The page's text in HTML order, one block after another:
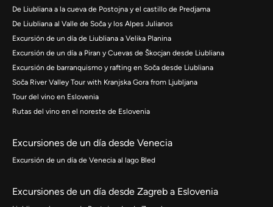
De Liubliana a la cueva de Postojna y el castillo de Predjama
De Liubliana al Valle de Soča y los Alpes Julianos
Excursión de un día de Liubliana a Velika Planina
Excursión de un día a Piran y Cuevas de Škocjan desde Liubliana
Excursión de barranquismo y rafting en Soča desde Liubliana
Soča River Valley Tour with Kranjska Gora from Ljubljana
Tour del vino en Eslovenia
Rutas del vino en el noreste de Eslovenia
Excursiones de un día desde Venecia
Excursión de un día de Venecia al lago Bled
Excursiones de un día desde Zagreb a Eslovenia